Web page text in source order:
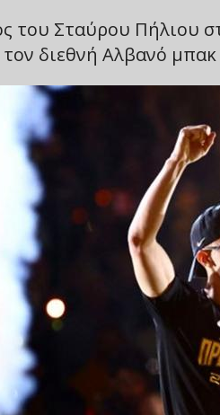
του Σταύρου Πήλιου
διεθνή Αλβανό